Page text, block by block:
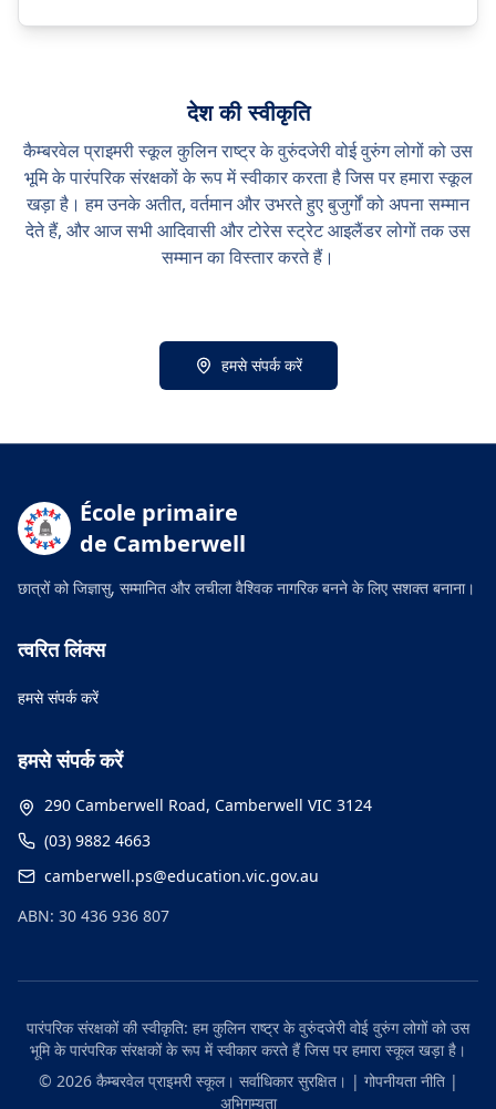
देश की स्वीकृति
कैम्बरवेल प्राइमरी स्कूल कुलिन राष्ट्र के वुरुंदजेरी वोई वुरुंग लोगों को उस
भूमि के पारंपरिक संरक्षकों के रूप में स्वीकार करता है जिस पर हमारा स्कूल
खड़ा है। हम उनके अतीत, वर्तमान और उभरते हुए बुजुर्गों को अपना सम्मान
देते हैं, और आज सभी आदिवासी और टोरेस स्ट्रेट आइलैंडर लोगों तक उस
सम्मान का विस्तार करते हैं।
हमसे संपर्क करें
École primaire
de Camberwell
छात्रों को जिज्ञासु, सम्मानित और लचीला वैश्विक नागरिक बनने के लिए सशक्त बनाना।
त्वरित लिंक्स
हमसे संपर्क करें
हमसे संपर्क करें
290 Camberwell Road, Camberwell VIC 3124
(03) 9882 4663
camberwell.ps@education.vic.gov.au
ABN: 30 436 936 807
पारंपरिक संरक्षकों की स्वीकृति: हम कुलिन राष्ट्र के वुरुंदजेरी वोई वुरुंग लोगों को उस
भूमि के पारंपरिक संरक्षकों के रूप में स्वीकार करते हैं जिस पर हमारा स्कूल खड़ा है।
© 2026 कैम्बरवेल प्राइमरी स्कूल। सर्वाधिकार सुरक्षित। | गोपनीयता नीति |
अभिगम्यता